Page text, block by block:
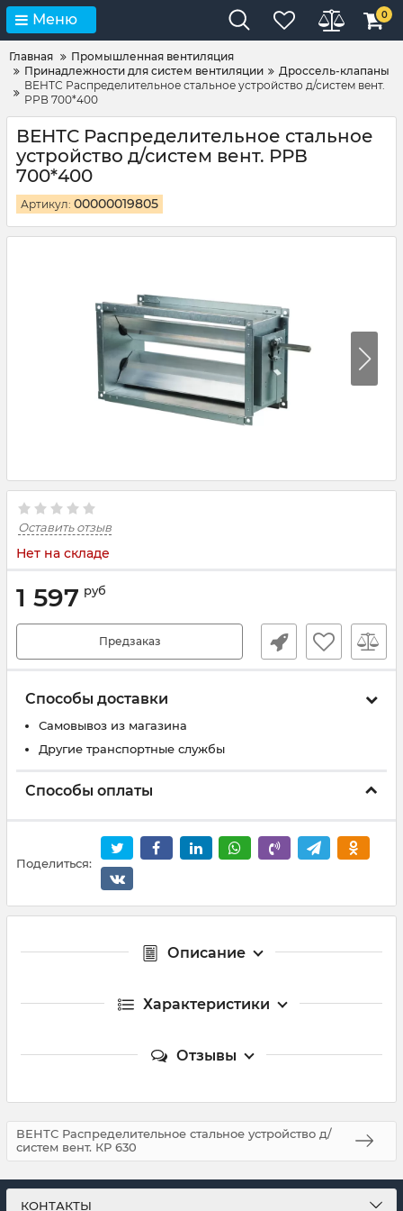
Меню 0
Главная
Промышленная вентиляция
Принадлежности для систем вентиляции
Дроссель-клапаны
ВЕНТС Распределительное стальное устройство д/систем вент.
РРВ 700*400
ВЕНТС Распределительное стальное
устройство д/систем вент. РРВ
700*400
Артикул: 00000019805
Оставить отзыв
Нет на складе
1 597 руб
Предзаказ
Способы доставки
Самовывоз из магазина
Другие транспортные службы
Способы оплаты
Поделиться:
Описание
Характеристики
Отзывы
ВЕНТС Распределительное стальное устройство д/
систем вент. КР 630
КОНТАКТЫ